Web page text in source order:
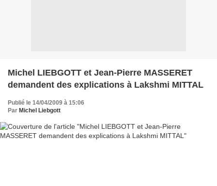
Michel LIEBGOTT et Jean-Pierre MASSERET
demandent des explications à Lakshmi MITTAL
Publié le 14/04/2009 à 15:06
Par Michel Liebgott